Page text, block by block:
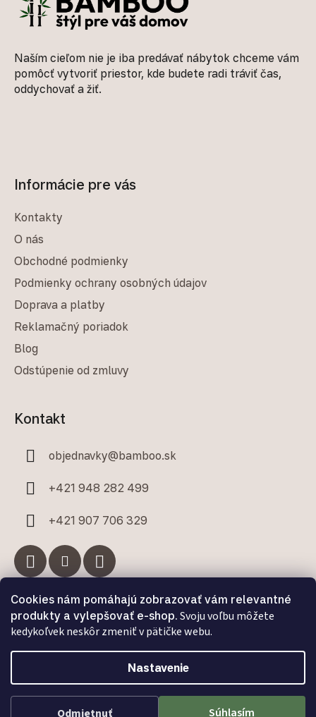
Cookies nám pomáhajú zobrazovať vám relevantné
produkty a vylepšovať e-shop. Svoju voľbu môžete
kedykoľvek neskôr zmeniť v pätičke webu.
Nastavenie
Odmietnuť Súhlasím
Naším cieľom nie je iba predávať nábytok chceme vám
pomôcť vytvoriť priestor, kde budete radi tráviť čas,
oddychovať a žiť.
Informácie pre vás
Kontakty
O nás
Obchodné podmienky
Podmienky ochrany osobných údajov
Doprava a platby
Reklamačný poriadok
Blog
Odstúpenie od zmluvy
Kontakt
objednavky@bamboo.sk
+421 948 282 499
+421 907 706 329
Facebook
Vytvoril Shoptet Premium a Adatelier